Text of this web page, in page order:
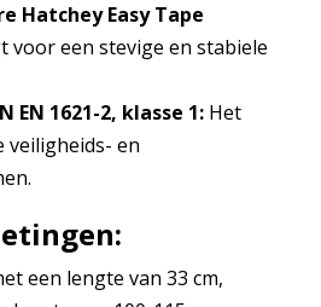
Hatchey Easy Tape
voor een stevige en stabiele
EN 1621-2, klasse 1: Het
veiligheids- en
een lengte van 33 cm,